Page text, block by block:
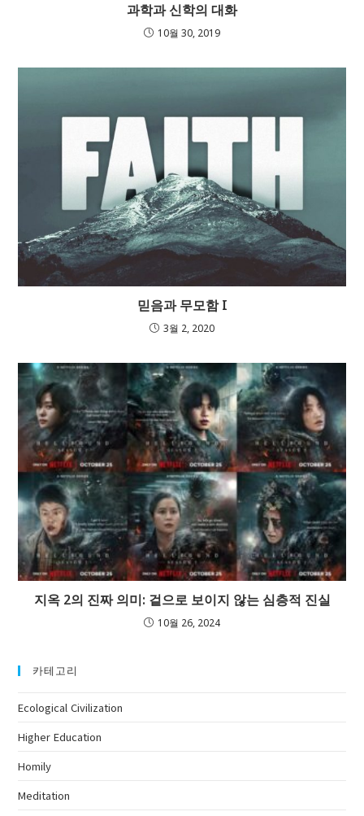
과학과 신학의 대화
10월 30, 2019
믿음과 무모함 I
3월 2, 2020
지옥 2의 진짜 의미: 겉으로 보이지 않는 심층적 진실
10월 26, 2024
카테고리
Ecological Civilization
Higher Education
Homily
Meditation